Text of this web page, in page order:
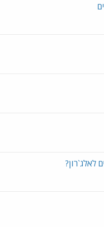
לאלג`רון?